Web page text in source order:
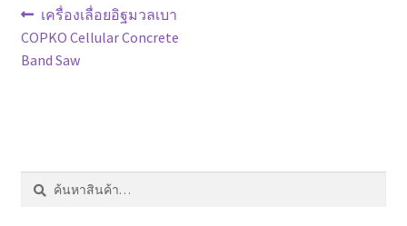
ลูกค้าของเรา
แนะแนว
เรื่อง
Previous
post:
เครื่องเลื่อยอิฐมวลเบา
COPKO Cellular Concrete
Band Saw
ค้นหา:
ค้นหา